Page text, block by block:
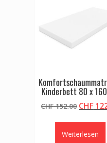
Kinderbett 80 x
CHF152.00
CHF
CHF
Weiterlesen